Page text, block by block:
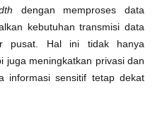
dengan memproses data
kebutuhan transmisi data
pusat. Hal ini tidak hanya
juga meningkatkan privasi dan
informasi sensitif tetap dekat